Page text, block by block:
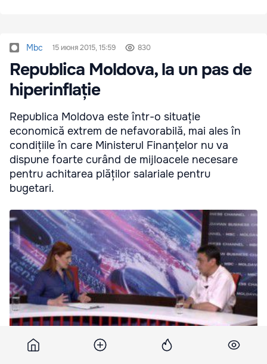
Mbc 15 июня 2015, 15:59 830
Republica Moldova, la un pas de
hiperinflație
Republica Moldova este într-o situație
economică extrem de nefavorabilă, mai ales în
condițiile în care Ministerul Finanțelor nu va
dispune foarte curând de mijloacele necesare
pentru achitarea plăților salariale pentru
bugetari.